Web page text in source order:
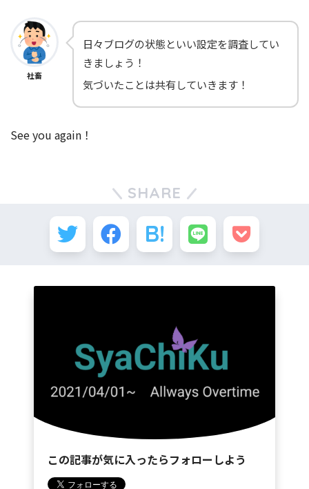
社畜
日々ブログの状態といい設定を調査してい
きましょう！
気づいたことは共有していきます！
See you again！
SHARE
この記事が気に入ったらフォローしよう